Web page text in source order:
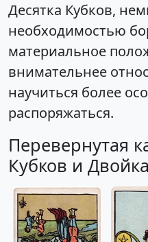
Десятка Кубков,
необходимостью
материальное
внимательнее
научиться более
распоряжаться.
Перевернутая
Кубков и